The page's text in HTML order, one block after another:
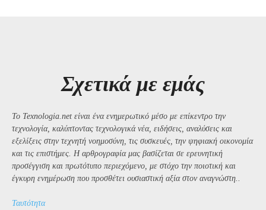
Σχετικά με εμάς
Το Texnologia.net είναι ένα ενημερωτικό μέσο με επίκεντρο την
τεχνολογία, καλύπτοντας τεχνολογικά νέα, ειδήσεις, αναλύσεις και
εξελίξεις στην τεχνητή νοημοσύνη, τις συσκευές, την ψηφιακή οικονομία
και τις επιστήμες. Η αρθρογραφία μας βασίζεται σε ερευνητική
προσέγγιση και πρωτότυπο περιεχόμενο, με στόχο την ποιοτική και
έγκυρη ενημέρωση που προσθέτει ουσιαστική αξία στον αναγνώστη..
Ταυτότητα